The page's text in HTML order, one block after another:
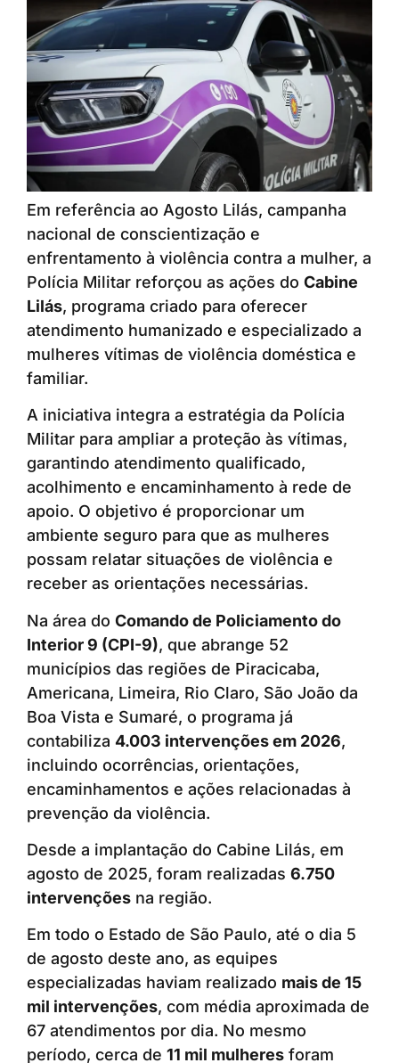
Em referência ao Agosto Lilás, campanha
nacional de conscientização e
enfrentamento à violência contra a mulher, a
Polícia Militar reforçou as ações do Cabine
Lilás, programa criado para oferecer
atendimento humanizado e especializado a
mulheres vítimas de violência doméstica e
familiar.
A iniciativa integra a estratégia da Polícia
Militar para ampliar a proteção às vítimas,
garantindo atendimento qualificado,
acolhimento e encaminhamento à rede de
apoio. O objetivo é proporcionar um
ambiente seguro para que as mulheres
possam relatar situações de violência e
receber as orientações necessárias.
Na área do Comando de Policiamento do
Interior 9 (CPI-9), que abrange 52
municípios das regiões de Piracicaba,
Americana, Limeira, Rio Claro, São João da
Boa Vista e Sumaré, o programa já
contabiliza 4.003 intervenções em 2026,
incluindo ocorrências, orientações,
encaminhamentos e ações relacionadas à
prevenção da violência.
Desde a implantação do Cabine Lilás, em
agosto de 2025, foram realizadas 6.750
intervenções na região.
Em todo o Estado de São Paulo, até o dia 5
de agosto deste ano, as equipes
especializadas haviam realizado mais de 15
mil intervenções, com média aproximada de
67 atendimentos por dia. No mesmo
período, cerca de 11 mil mulheres foram